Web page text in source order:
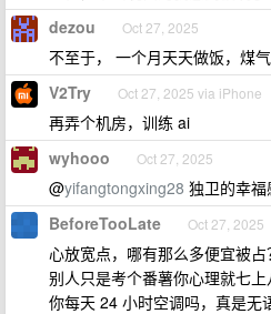
dezou Oct 27, 2025
不至于， 一个月天天做饭，煤气
V2Try Oct 27, 2025 via iPhone
再弄个机房，训练 ai
wyhooo Oct 27, 2025
@yifangtongxing28 独卫的幸福
BeforeTooLate Oct 27, 2025
心放宽点，哪有那么多便宜被占
别人只是考个番薯你心理就七上
你每天 24 小时空调吗，真是无